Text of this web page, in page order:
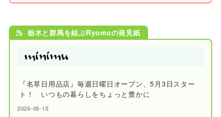
栃木と群馬を結ぶRyomoの発見紙
『名草日用品店』毎週日曜日オープン、5月3日スター
ト！ いつもの暮らしをちょっと豊かに
2026-05-15